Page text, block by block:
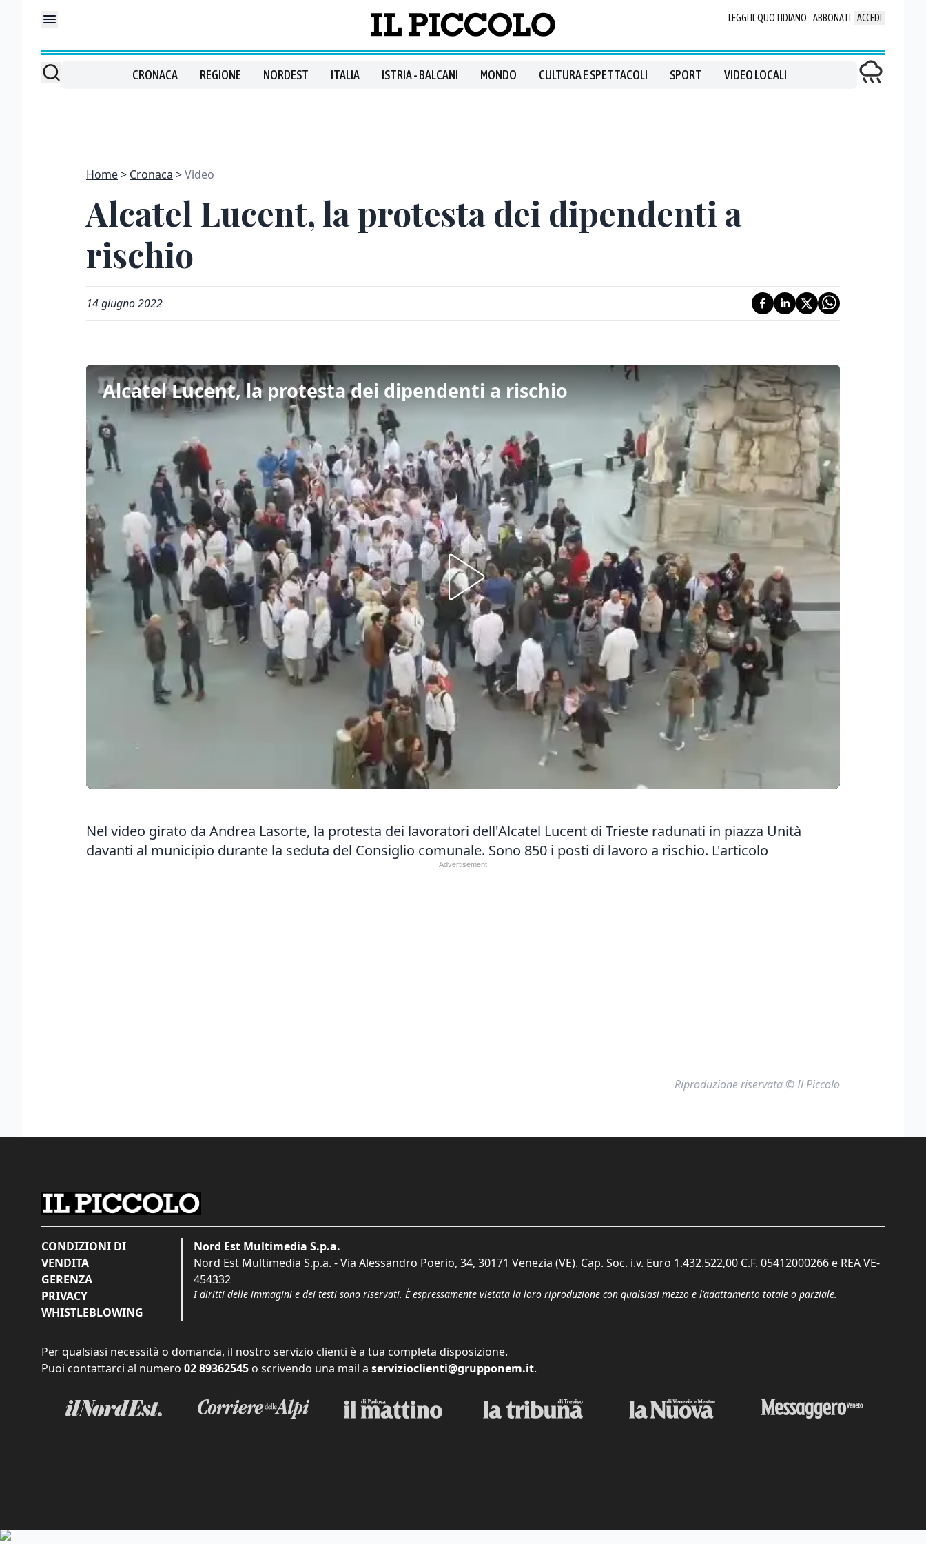
LEGGI IL QUOTIDIANO ABBONATI ACCEDI
CRONACA REGIONE NORDEST ITALIA ISTRIA - BALCANI MONDO CULTURA E SPETTACOLI SPORT VIDEO LOCALI
Home Cronaca Video
Alcatel Lucent, la protesta dei dipendenti a
rischio
14 giugno 2022
Alcatel Lucent, la protesta dei dipendenti a rischio
Nel video girato da Andrea Lasorte, la protesta dei lavoratori dell'Alcatel Lucent di Trieste radunati in piazza Unità
davanti al municipio durante la seduta del Consiglio comunale. Sono 850 i posti di lavoro a rischio. L'articolo
Riproduzione riservata © Il Piccolo
CONDIZIONI DI
VENDITA
GERENZA
PRIVACY
WHISTLEBLOWING
Nord Est Multimedia S.p.a.
Nord Est Multimedia S.p.a. - Via Alessandro Poerio, 34, 30171 Venezia (VE). Cap. Soc. i.v. Euro 1.432.522,00 C.F. 05412000266 e REA VE-
454332
I diritti delle immagini e dei testi sono riservati. È espressamente vietata la loro riproduzione con qualsiasi mezzo e l'adattamento totale o parziale.
Per qualsiasi necessità o domanda, il nostro servizio clienti è a tua completa disposizione.
Puoi contattarci al numero 02 89362545 o scrivendo una mail a servizioclienti@grupponem.it.